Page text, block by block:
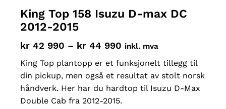
King Top 158 Isuzu D-max DC
2012-2015
kr 42 990 – kr 44 990 P
r
i
s
o
inkl. mva
King Top plantopp er et funksjonelt tillegg til
din pickup, men også et resultat av stolt norsk
håndverk. Her har du hardtop til Isuzu D-Max
Double Cab fra 2012-2015.